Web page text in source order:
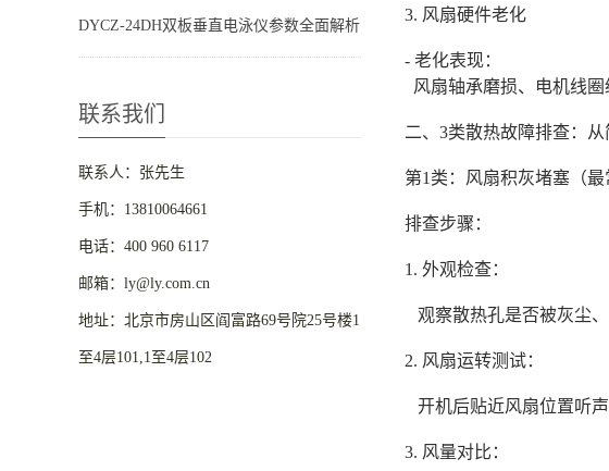
DYCZ-24DH双板垂直电泳仪参数全面解析
联系我们
联系人：张先生
手机：13810064661
电话：400 960 6117
邮箱：ly@ly.com.cn
地址：北京市房山区阎富路69号院25号楼1
至4层101,1至4层102
3. 风扇硬件老化
- 老化表现：
风扇轴承磨损、电机线
二、3类散热故障排查：
第1类：风扇积灰堵塞（最
排查步骤：
1. 外观检查：
观察散热孔是否被灰尘
2. 风扇运转测试：
开机后贴近风扇位置听
3. 风量对比：